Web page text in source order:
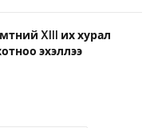
XIII их хурал
эхэллээ